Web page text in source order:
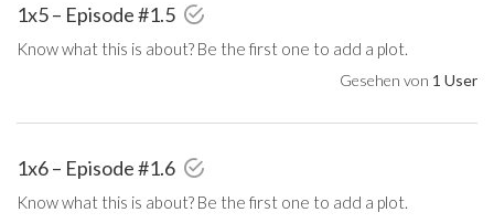
1x5 – Episode #1.5
Know what this is about? Be the first one to add a plot.
Gesehen von 1 User
1x6 – Episode #1.6
Know what this is about? Be the first one to add a plot.